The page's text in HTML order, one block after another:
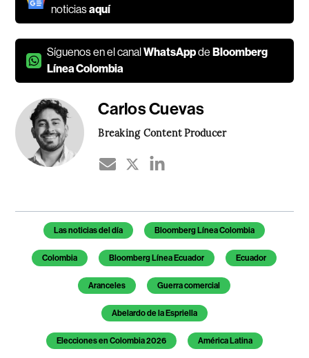
noticiasaquí
Síguenos en el canalWhatsAppdeBloomberg
Línea Colombia
Carlos Cuevas
Breaking Content Producer
Temas de este artículo
Las noticias del día Bloomberg Línea Colombia
Colombia Bloomberg Línea Ecuador Ecuador
Aranceles Guerra comercial
Abelardo de la Espriella
Elecciones en Colombia 2026 América Latina